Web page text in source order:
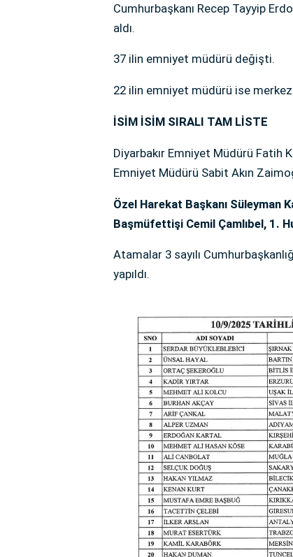
Cumhurbaşkanı Recep Tayyip
aldı.
37 ilin emniyet müdürü değişti.
22 ilin emniyet müdürü ise
İSİM İSİM SIRALI TAM LİSTE
Diyarbakır Emniyet Müdürü Fatih
Emniyet Müdürü Sabit Akın
Özel Harekat Başkanı Süleyman
Başmüfettişi Cemil Çamlıbel, 1.
Atamalar 3 sayılı
yapıldı.